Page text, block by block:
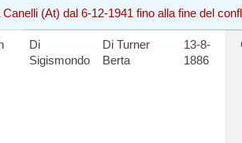
Canelli (At) dal 6-12-1941 fino alla fine del
Di
Sigismondo
Di Turner
Berta
13-8-
1886